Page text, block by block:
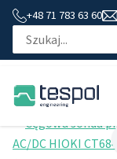
+48 71 783 63 60